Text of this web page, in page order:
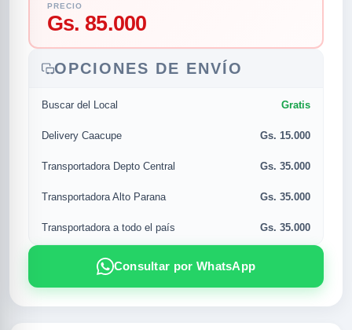
categorias
MUSICAL
POPULARES
PRECIO
Gs. 85.000
OPCIONES DE ENVÍO
Buscar del Local Gratis
Delivery Caacupe Gs. 15.000
Transportadora Depto Central Gs. 35.000
Transportadora Alto Parana Gs. 35.000
Transportadora a todo el país Gs. 35.000
Consultar por WhatsApp